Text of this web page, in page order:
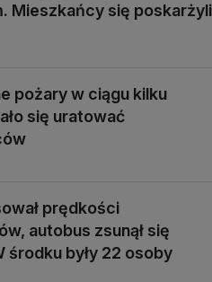
Mieszkańcy się poskarżyli
pożary w ciągu kilku
się uratować
prędkości
autobus zsunął się
środku były 22 osoby